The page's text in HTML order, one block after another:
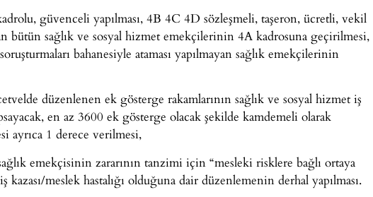
güvenceli yapılması, 4B 4C 4D sözleşmeli, taşeron, ücretli, vekil
bütün sağlık ve sosyal hizmet emekçilerinin 4A kadrosuna geçirilmesi,
bahanesiyle ataması yapılmayan sağlık emekçilerinin
düzenlenen ek gösterge rakamlarının sağlık ve sosyal hizmet iş
en az 3600 ek gösterge olacak şekilde kamdemeli olarak
ayrıca 1 derece verilmesi,
emekçisinin zararının tanzimi için “mesleki risklere bağlı ortaya
kazası/meslek hastalığı olduğuna dair düzenlemenin derhal yapılması.